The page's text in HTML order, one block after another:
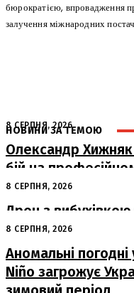
бюрократією, впровадження
залучення міжнародних
НОВИНИ ЗА ТЕМОЮ
8 СЕРПНЯ, 2026
Олександр
бій на
серпня у Львові
8 СЕРПНЯ, 2026
Дрон з
Лейпцига: США
8 СЕРПНЯ, 2026
Аномальні
Niño загрожує